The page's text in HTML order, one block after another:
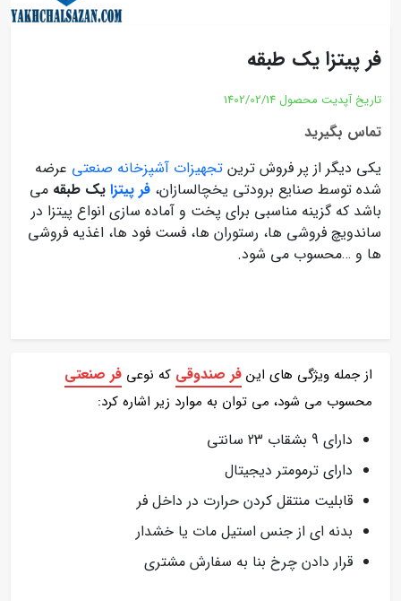
فر پیتزا یک طبقه
تاریخ آپدیت محصول 1402/02/14
تماس بگیرید
یکی دیگر از پر فروش ترین تجهیزات آشپزخانه صنعتی عرضه
شده توسط صنایع برودتی یخچالسازان، فر پیتزا یک طبقه می
باشد که گزینه مناسبی برای پخت و آماده سازی انواع پیتزا در
ساندویچ فروشی ها، رستوران ها، فست فود ها، اغذیه فروشی
ها و …محسوب می شود.
از جمله ویژگی های این فر صندوقی که نوعی فر صنعتی
محسوب می شود، می توان به موارد زیر اشاره کرد:
دارای 9 بشقاب 23 سانتی
دارای ترمومتر دیجیتال
قابلیت منتقل کردن حرارت در داخل فر
بدنه ای از جنس استیل مات یا خشدار
قرار دادن چرخ بنا به سفارش مشتری